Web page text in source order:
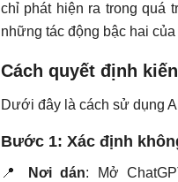
chỉ phát hiện ra trong quá
những tác động bậc hai
Cách quyết định
Dưới đây là cách sử dụng
Bước 1: Xác định
📍 Nơi dán: Mở